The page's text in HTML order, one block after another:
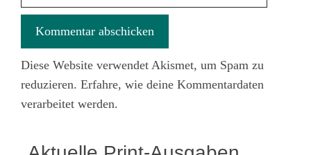
Diese Website verwendet Akismet, um Spam zu
reduzieren. Erfahre, wie deine Kommentardaten
verarbeitet werden.